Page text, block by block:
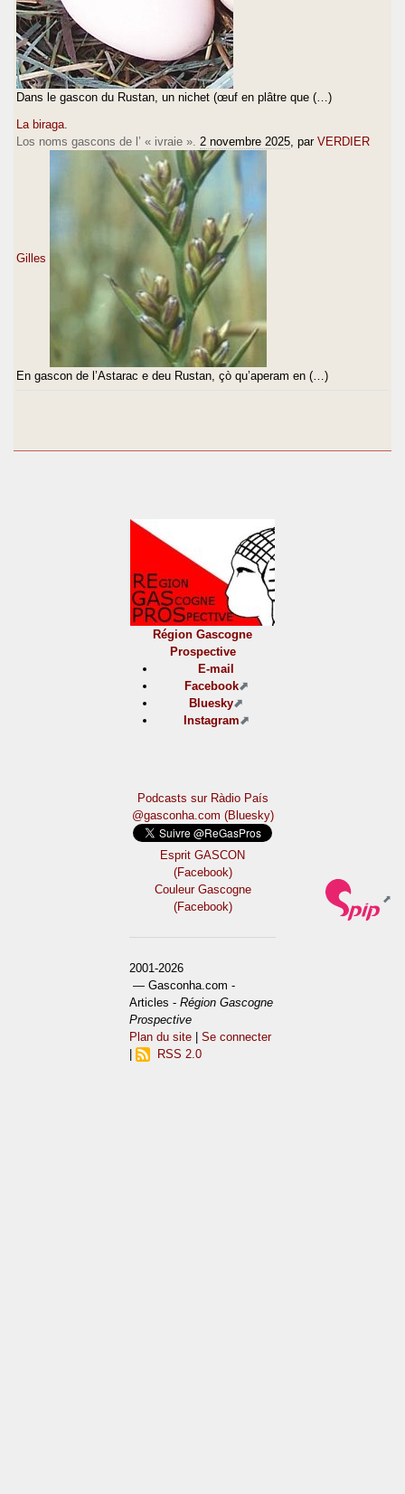
Dans le gascon du Rustan, un nichet (œuf en plâtre que (…)
La biraga.
Los noms gascons de l’ « ivraie ». 2 novembre 2025 , par VERDIER
Gilles
En gascon de l’Astarac e deu Rustan, çò qu’aperam en (…)
Région Gascogne
Prospective
E-mail
Facebook
Bluesky
Instagram
Podcasts sur Ràdio País
@gasconha.com (Bluesky)
Esprit GASCON
(Facebook)
Couleur Gascogne
(Facebook)
2001-2026
— Gasconha.com -
Articles -Région Gascogne
Prospective
Plan du site |Se connecter
RSS 2.0